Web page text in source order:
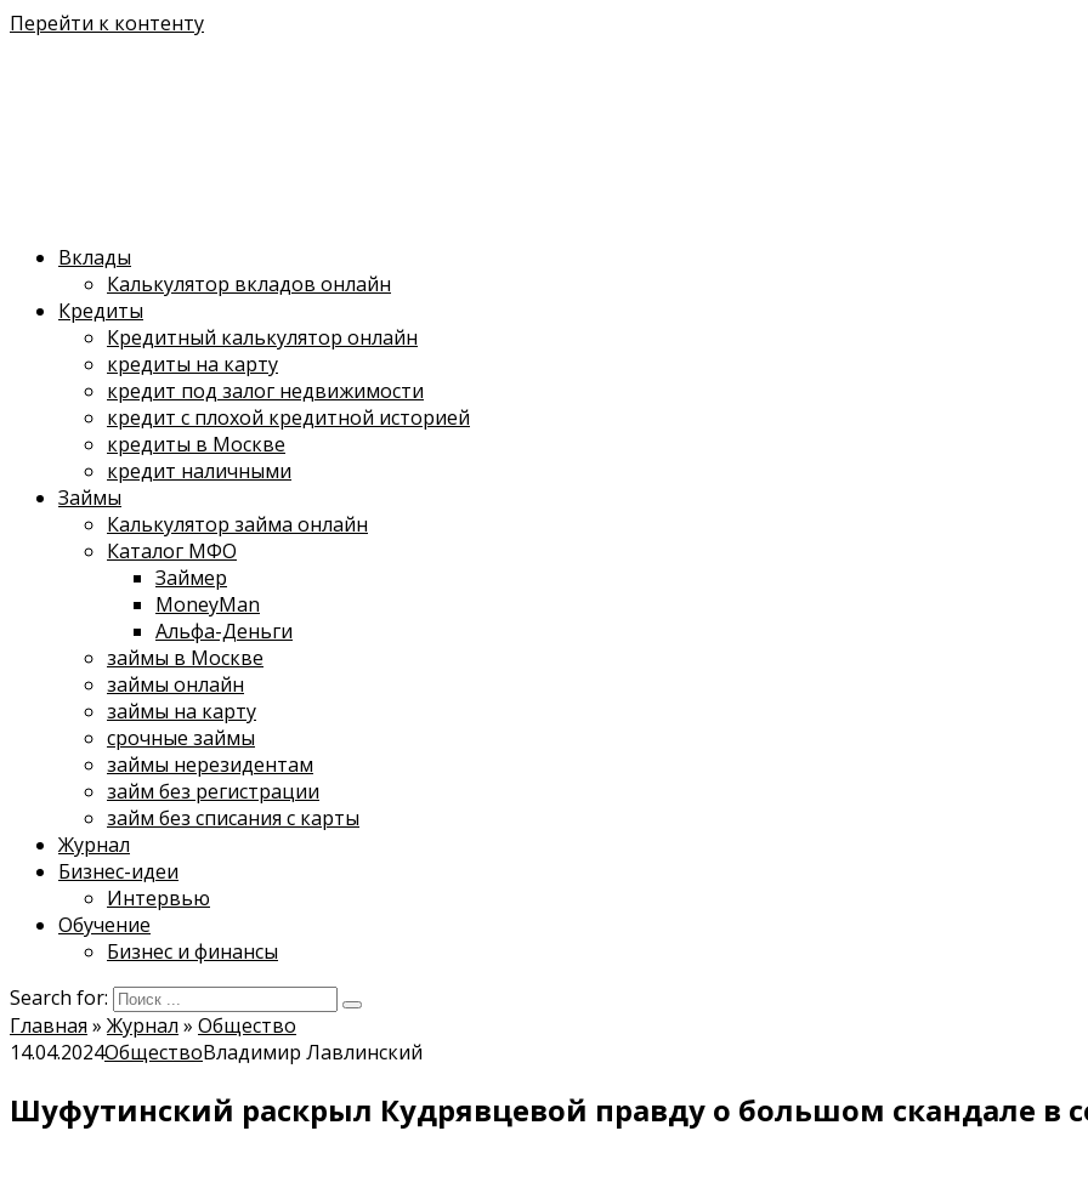
Перейти к контенту
Вклады
Калькулятор вкладов онлайн
Кредиты
Кредитный калькулятор онлайн
кредиты на карту
кредит под залог недвижимости
кредит с плохой кредитной историей
кредиты в Москве
кредит наличными
Займы
Калькулятор займа онлайн
Каталог МФО
Займер
MoneyMan
Альфа-Деньги
займы в Москве
займы онлайн
займы на карту
срочные займы
займы нерезидентам
займ без регистрации
займ без списания с карты
Журнал
Бизнес-идеи
Интервью
Обучение
Бизнес и финансы
Search for:
Главная » Журнал » Общество
14.04.2024ОбществоВладимир Лавлинский
Шуфутинский раскрыл Кудрявцевой правду о большом скандале в